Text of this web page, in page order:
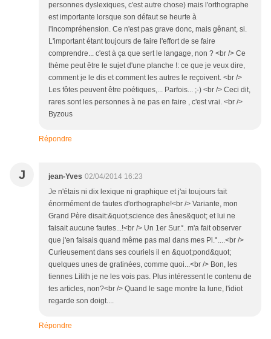
personnes dyslexiques, c'est autre chose) mais l'orthographe
est importante lorsque son défaut se heurte à
l'incompréhension. Ce n'est pas grave donc, mais gênant, si.
L'important étant toujours de faire l'effort de se faire
comprendre... c'est à ça que sert le langage, non ? <br /> Ce
thème peut être le sujet d'une planche !: ce que je veux dire,
comment je le dis et comment les autres le reçoivent. <br />
Les fôtes peuvent être poétiques,... Parfois... ;-) <br /> Ceci dit,
rares sont les personnes à ne pas en faire , c'est vrai. <br />
Byzous
Répondre
J jean-Yves 02/04/2014 16:23
Je n'étais ni dix lexique ni graphique et j'ai toujours fait
énormément de fautes d'orthographe!<br /> Variante, mon
Grand Père disait:&quot;science des ânes&quot; et lui ne
faisait aucune fautes...!<br /> Un 1er Sur.°. m'a fait observer
que j'en faisais quand même pas mal dans mes Pl.°....<br />
Curieusement dans ses couriels il en &quot;pond&quot;
quelques unes de gratinées, comme quoi...<br /> Bon, les
tiennes Lilith je ne les vois pas. Plus intéressent le contenu de
tes articles, non?<br /> Quand le sage montre la lune, l'idiot
regarde son doigt....
Répondre